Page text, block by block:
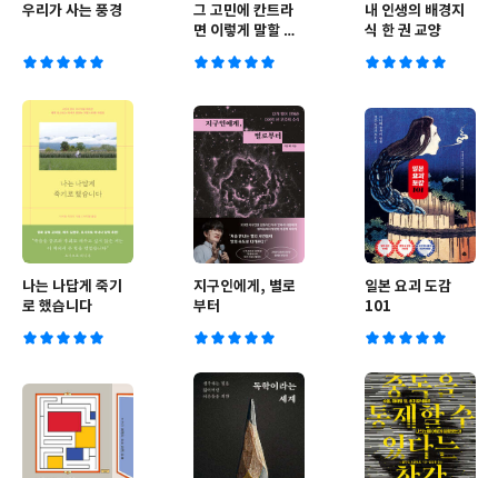
우리가 사는 풍경
그 고민에 칸트라
면 이렇게 말할 것
내 인생의 배경지
식 한 권 교양
나는 나답게 죽기
로 했습니다
지구인에게, 별로
부터
일본 요괴 도감
101